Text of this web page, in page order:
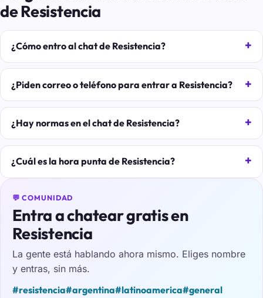
de Resistencia
¿Cómo entro al chat de Resistencia?
¿Piden correo o teléfono para entrar a Resistencia?
¿Hay normas en el chat de Resistencia?
¿Cuál es la hora punta de Resistencia?
💬 COMUNIDAD
Entra a chatear gratis en
Resistencia
La gente está hablando ahora mismo. Eliges nombre
y entras, sin más.
#resistencia#argentina#latinoamerica#general